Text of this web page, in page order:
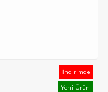
İndirimde
Yeni Ürün